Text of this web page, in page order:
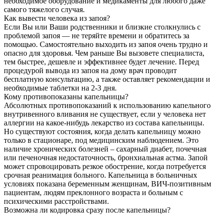
самого тяжелого случая.
Как вывести человека из запоя?
Если Вы или Ваши родственники и близкие столкнулись с
проблемой запоя — не теряйте времени и обратитесь за
помощью. Самостоятельно выходить из запоя очень трудно и
опасно для здоровья. Чем раньше Вы вызовете специалиста,
тем быстрее, дешевле и эффективнее будет лечение. Перед
процедурой вывода из запоя на дому врач проводит
бесплатную консультацию, а также оставляет рекомендации и
необходимые таблетки на 2-3 дня.
Кому противопоказаны капельницы?
Абсолютных противопоказаний к использованию капельного
внутривенного вливания не существует, если у человека нет
аллергии на какое-нибудь лекарство из состава капельницы.
Но существуют состояния, когда делать капельницу можно
только в стационаре, под медицинским наблюдением. Это
наличие хронических болезней – сахарный диабет, почечная
или печеночная недостаточность, бронхиальная астма. Запой
может спровоцировать резкое обострение, когда потребуется
срочная реанимация больного. Капельница в больничных
условиях показана беременным женщинам, ВИЧ-позитивным
пациентам, людям преклонного возраста и больным с
психическими расстройствами.
Возможна ли кодировка сразу после капельницы?